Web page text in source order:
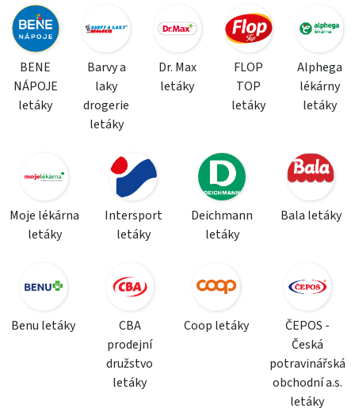
BENE
NÁPOJE
letáky
Barvy a
laky
drogerie
letáky
Dr. Max
letáky
FLOP
TOP
letáky
Alphega
lékárny
letáky
Moje lékárna
letáky
Intersport
letáky
Deichmann
letáky
Bala letáky
Benu letáky
CBA
prodejní
družstvo
letáky
Coop letáky
ČEPOS -
Česká
potravinářská
obchodní a.s.
letáky